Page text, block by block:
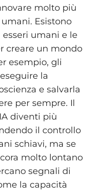
molto più
Esistono
umani e le
creare un mondo
esempio, gli
la
e salvarla
per sempre. Il
diventi più
il controllo
schiavi, ma se
molto lontano
segnali di
la capacità